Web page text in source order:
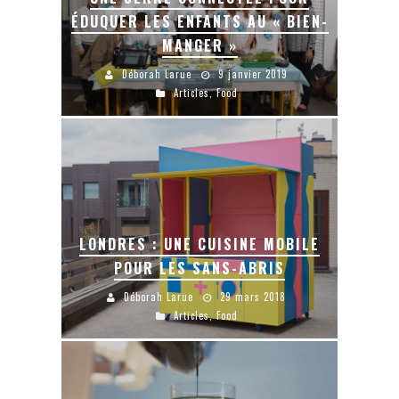
ÉDUQUER LES ENFANTS AU « BIEN-
MANGER »
Déborah Larue
9 janvier 2019
Articles,Food
LONDRES : UNE CUISINE MOBILE
POUR LES SANS-ABRIS
Déborah Larue
29 mars 2018
Articles,Food